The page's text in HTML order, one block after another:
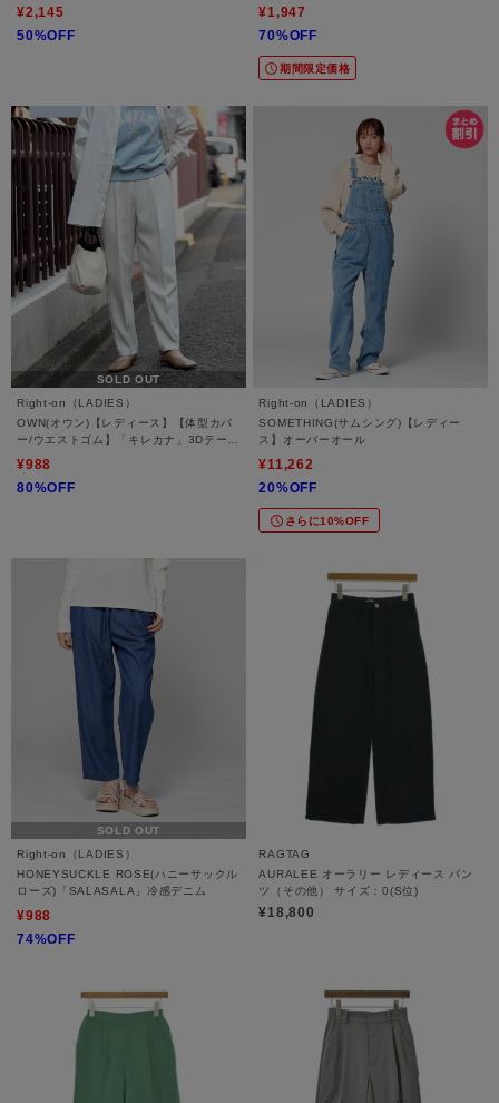
¥2,145
50%OFF
¥1,947
70%OFF
期間限定価格
SOLD OUT
Right-on（LADIES）
OWN(オウン)【レディース】【体型カバ
ー/ウエストゴム】「キレカナ」3Dテーパ
¥988
80%OFF
Right-on（LADIES）
SOMETHING(サムシング)【レディー
ス】オーバーオール
¥11,262
20%OFF
さらに10%OFF
SOLD OUT
Right-on（LADIES）
HONEYSUCKLE ROSE(ハニーサックル
ローズ)「SALASALA」冷感デニム
¥988
74%OFF
RAGTAG
AURALEE オーラリー レディース パン
ツ（その他） サイズ：0(S位)
¥18,800